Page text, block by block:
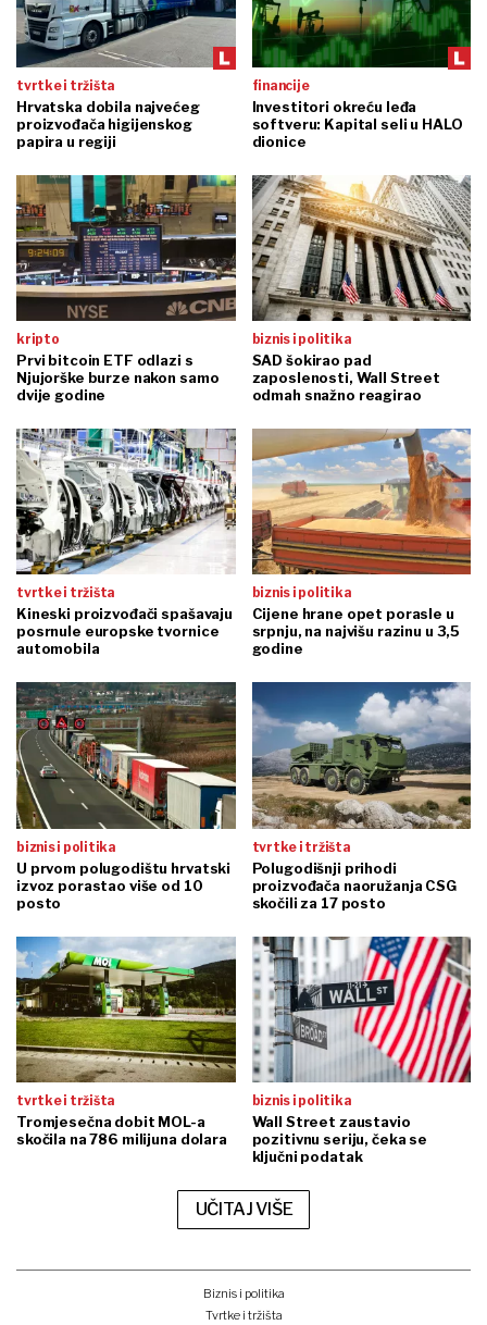
tvrtke i tržišta
Hrvatska dobila najvećeg
proizvođača higijenskog
papira u regiji
financije
Investitori okreću leđa
softveru: Kapital seli u HALO
dionice
kripto
Prvi bitcoin ETF odlazi s
Njujorške burze nakon samo
dvije godine
biznis i politika
SAD šokirao pad
zaposlenosti, Wall Street
odmah snažno reagirao
tvrtke i tržišta
Kineski proizvođači spašavaju
posrnule europske tvornice
automobila
biznis i politika
Cijene hrane opet porasle u
srpnju, na najvišu razinu u 3,5
godine
biznis i politika
U prvom polugodištu hrvatski
izvoz porastao više od 10
posto
tvrtke i tržišta
Polugodišnji prihodi
proizvođača naoružanja CSG
skočili za 17 posto
tvrtke i tržišta
Tromjesečna dobit MOL-a
skočila na 786 milijuna dolara
biznis i politika
Wall Street zaustavio
pozitivnu seriju, čeka se
ključni podatak
UČITAJ VIŠE
Biznis i politika
Tvrtke i tržišta